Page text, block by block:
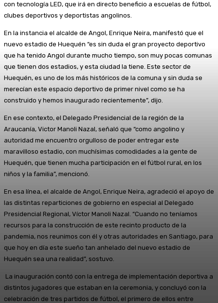
con tecnología LED, que irá en directo beneficio a escuelas de fútbol,
clubes deportivos y deportistas angolinos.
En la instancia el alcalde de Angol, Enrique Neira, manifestó que el
nuevo estadio de Huequén “es sin duda el gran proyecto deportivo
que ha tenido Angol durante mucho tiempo, son muy pocas comunas
que tienen dos estadios, y esta ciudad la tiene. Este sector de
Huequén, es uno de los más históricos de la comuna y sin duda se
merecían este espacio deportivo de primer nivel como se ha
construido y hemos inaugurado recientemente”, dijo.
En ese contexto, el Delegado Presidencial de la región de la
Araucanía, Victor Manoli Nazal, señaló que “como angolino y
autoridad me encuentro orgulloso de poder entregar este
maravilloso estadio, con muchísimas comodidades a la gente de
Huequén, que tienen mucha participación en el fútbol rural, en los
niños y la familia”, mencionó.
En esa línea, el alcalde de Angol, Enrique Neira, agradeció el apoyo de
las distintas reparticiones de gobierno en especial al Delegado
Presidencial Regional, Víctor Manoli Nazal. “Cuando no teníamos
recursos para la construcción de este recinto producto de la
pandemia, nos reunimos con él y otras autoridades en Santiago, para
que hoy en día este sueño tan anhelado del nuevo estadio de
Huequén sea una realidad”, sostuvo.
La inauguración contó con la entrega de implementación deportiva a
distintos jugadores que estaban en la ceremonia, y concluyó con la
celebración de tres partidos de fútbol, el primero de ellos entre